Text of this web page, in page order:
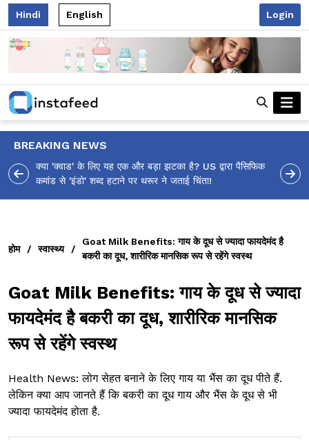
Hindi English Login
BREAKING NEWS
आलिया भट्ट का मज़ेदार 'शर्वरी कहाँ है?' पोस्ट, 'अल्फा' टीज़र पर
उठे सवालों का मज़ाकिया जवाब!
होम / स्वास्थ्य /
Goat Milk Benefits: गाय के दूध से ज्यादा फायदेमंद है
बकरी का दूध, शारीरिक मानसिक रूप से रहेंगे स्वस्थ
Goat Milk Benefits: गाय के दूध से ज्यादा
फायदेमंद है बकरी का दूध, शारीरिक मानसिक
रूप से रहेंगे स्वस्थ
Health News: लोग सेहत बनाने के लिए गाय या भैंस का दूध पीते हैं.
लेकिन क्या आप जानते हैं कि बकरी का दूध गाय और भैंस के दूध से भी
ज्यादा फायदेमंद होता है.